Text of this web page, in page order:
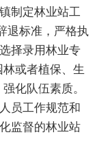
制定林业站工
退标准，严格执
择录用林业专
或者植保、生
化队伍素质。
员工作规范和
监督的林业站